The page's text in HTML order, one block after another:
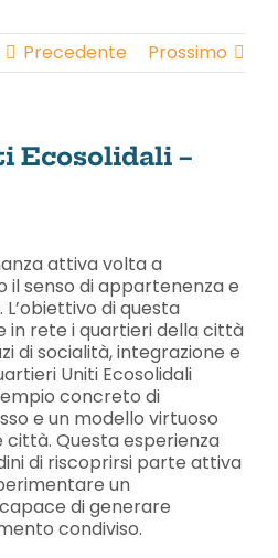
Precedente Prossimo
Ecosolidali –
attiva volta a
il senso di appartenenza e
di questa
in rete i quartieri della città
di socialità, integrazione e
Uniti Ecosolidali
concreto di
e un modello virtuoso
Questa esperienza
di riscoprirsi parte attiva
un
di generare
condiviso.